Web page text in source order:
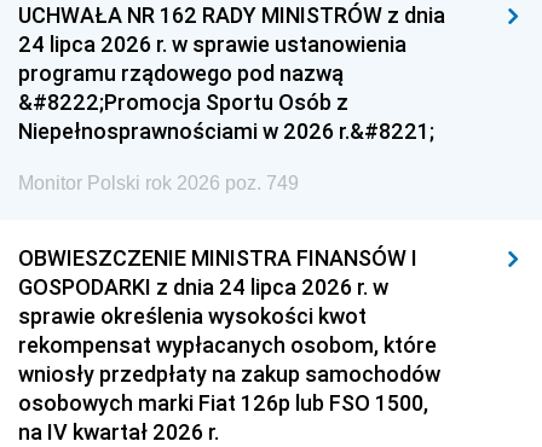
UCHWAŁA NR 162 RADY MINISTRÓW z dnia
24 lipca 2026 r. w sprawie ustanowienia
programu rządowego pod nazwą
&#8222;Promocja Sportu Osób z
Niepełnosprawnościami w 2026 r.&#8221;
Monitor Polski rok 2026 poz. 749
OBWIESZCZENIE MINISTRA FINANSÓW I
GOSPODARKI z dnia 24 lipca 2026 r. w
sprawie określenia wysokości kwot
rekompensat wypłacanych osobom, które
wniosły przedpłaty na zakup samochodów
osobowych marki Fiat 126p lub FSO 1500,
na IV kwartał 2026 r.